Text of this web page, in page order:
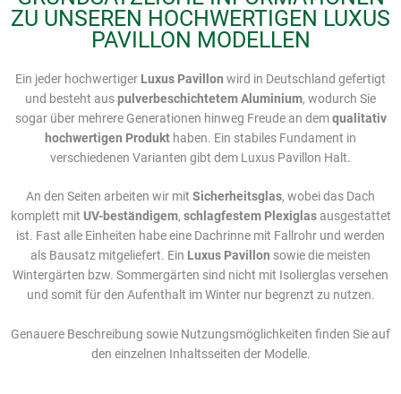
ZU UNSEREN HOCHWERTIGEN LUXUS
PAVILLON MODELLEN
Ein jeder hochwertiger Luxus Pavillon wird in Deutschland gefertigt
und besteht auspulverbeschichtetem Aluminium, wodurch Sie
sogar über mehrere Generationen hinweg Freude an demqualitativ
hochwertigen Produkt haben. Ein stabiles Fundament in
verschiedenen Varianten gibt dem Luxus Pavillon Halt.
An den Seiten arbeiten wir mit Sicherheitsglas, wobei das Dach
komplett mit UV-beständigem, schlagfestem Plexiglasausgestattet
ist. Fast alle Einheiten habe eine Dachrinne mit Fallrohr und werden
als Bausatz mitgeliefert. Ein Luxus Pavillon sowie die meisten
Wintergärten bzw. Sommergärten sind nicht mit Isolierglas versehen
und somit für den Aufenthalt im Winter nur begrenzt zu nutzen.
Genauere Beschreibung sowie Nutzungsmöglichkeiten finden Sie auf
den einzelnen Inhaltsseiten der Modelle.